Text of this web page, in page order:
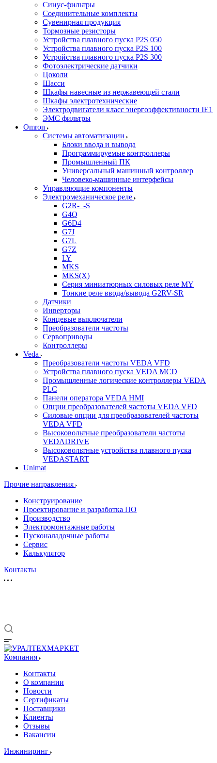
Синус-фильтры
Соединительные комплекты
Сувенирная продукция
Тормозные резисторы
Устройства плавного пуска P2S 050
Устройства плавного пуска P2S 100
Устройства плавного пуска P2S 300
Фотоэлектрические датчики
Цоколи
Шасси
Шкафы навесные из нержавеющей стали
Шкафы электротехнические
Электродвигатели класс энергоэффективности IE1
ЭМС фильтры
Omron
Системы автоматизации
Блоки ввода и вывода
Программируемые контроллеры
Промышленный ПК
Универсальный машинный контроллер
Человеко-машинные интерфейсы
Управляющие компоненты
Электромеханическое реле
G2R-_-S
G4Q
G6D4
G7J
G7L
G7Z
LY
MKS
MKS(X)
Серия миниатюрных силовых реле MY
Тонкие реле ввода/вывода G2RV-SR
Датчики
Инверторы
Концевые выключатели
Преобразователи частоты
Сервоприводы
Контроллеры
Veda
Преобразователи частоты VEDA VFD
Устройства плавного пуска VEDA MCD
Промышленные логические контроллеры VEDA
PLC
Панели оператора VEDA HMI
Опции преобразователей частоты VEDA VFD
Силовые опции для преобразователей частоты
VEDA VFD
Высоковольтные преобразователи частоты
VEDADRIVE
Высоковольтные устройства плавного пуска
VEDASTART
Unimat
Прочие направления
Конструирование
Проектирование и разработка ПО
Производство
Электромонтажные работы
Пусконаладочные работы
Сервис
Калькулятор
Контакты
Компания
Контакты
О компании
Новости
Сертификаты
Поставщики
Клиенты
Отзывы
Вакансии
Инжиниринг